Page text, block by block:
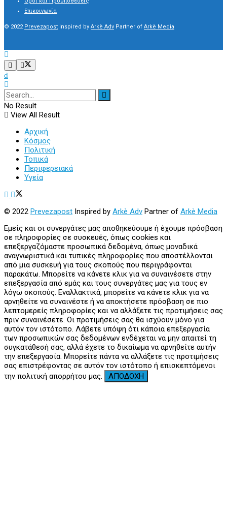
Επικοινωνία
© 2022 Prevezapost Inspired by Arkè Adv Partner of Arkè Media
No Result
View All Result
Αρχική
Κόσμος
Πολιτική
Τοπικά
Περιφερειακά
Υγεία
© 2022 Prevezapost Inspired by Arkè Adv Partner of Arkè Media
Εμείς και οι συνεργάτες μας αποθηκεύουμε ή έχουμε πρόσβαση
σε πληροφορίες σε συσκευές, όπως cookies και
επεξεργαζόμαστε προσωπικά δεδομένα, όπως μοναδικά
αναγνωριστικά και τυπικές πληροφορίες που αποστέλλονται
από μια συσκευή για τους σκοπούς που περιγράφονται
παρακάτω. Μπορείτε να κάνετε κλικ για να συναινέσετε στην
επεξεργασία από εμάς και τους συνεργάτες μας για τους εν
λόγω σκοπούς. Εναλλακτικά, μπορείτε να κάνετε κλικ για να
αρνηθείτε να συναινέστε ή να αποκτήσετε πρόσβαση σε πιο
λεπτομερείς πληροφορίες και να αλλάξετε τις προτιμήσεις σας
πριν συναινέσετε. Οι προτιμήσεις σας θα ισχύουν μόνο για
αυτόν τον ιστότοπο. Λάβετε υπόψη ότι κάποια επεξεργασία
των προσωπικών σας δεδομένων ενδέχεται να μην απαιτεί τη
συγκατάθεσή σας, αλλά έχετε το δικαίωμα να αρνηθείτε αυτήν
την επεξεργασία. Μπορείτε πάντα να αλλάξετε τις προτιμήσεις
σας επιστρέφοντας σε αυτόν τον ιστότοπο ή επισκεπτόμενοι
την πολιτική απορρήτου μας.
ΑΠΟΔΟΧΗ